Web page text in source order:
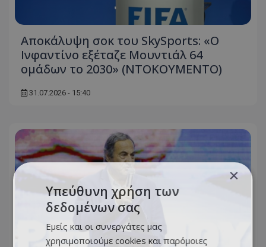
Αποκάλυψη σοκ του SkySports: «O
Ινφαντίνο εξέταζε Μουντιάλ 64
ομάδων το 2030» (ΝΤΟΚΟΥΜΕΝΤΟ)
31.07.2026 - 15:40
×
Υπεύθυνη χρήση των
δεδομένων σας
Εμείς και οι συνεργάτες μας
χρησιμοποιούμε cookies και παρόμοιες